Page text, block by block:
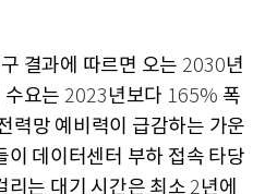
결과에 따르면 오는 2030년
수요는 2023년보다 165% 폭
력망 예비력이 급감하는 가운
이 데이터센터 부하 접속 타당
리는 대기 시간은 최소 2년에